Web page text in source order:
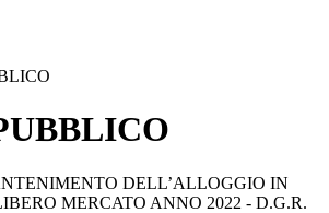
DELL’ALLOGGIO IN
MERCATO ANNO 2022 - D.G.R.